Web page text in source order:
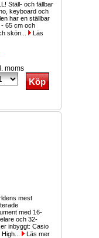
Ställ- och fällbar
keyboard och
har en ställbar
- 65 cm och
skön...
Läs
moms
mest
med 16-
och 32-
inbyggt: Casio
Läs mer